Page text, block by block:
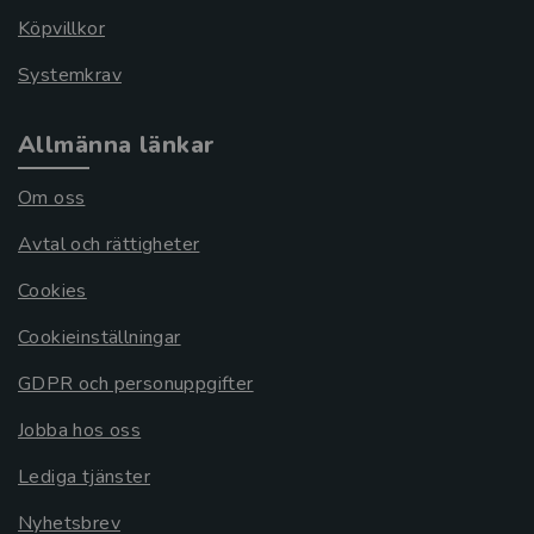
Köpvillkor
Systemkrav
Allmänna länkar
Om oss
Avtal och rättigheter
Cookies
Cookieinställningar
GDPR och personuppgifter
Jobba hos oss
Lediga tjänster
Nyhetsbrev